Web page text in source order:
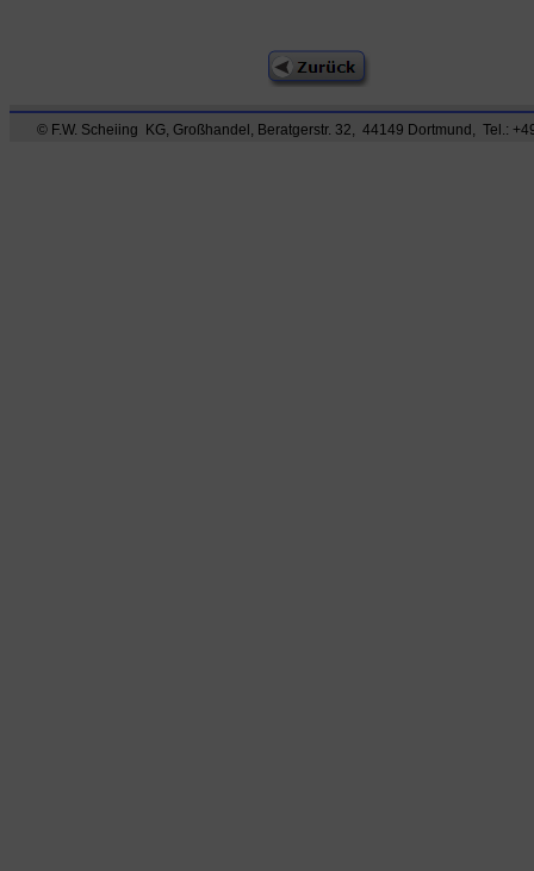
© F.W. Scheiing KG, Großhandel, Beratgerstr. 32, 44149 Dortmund, Tel.: